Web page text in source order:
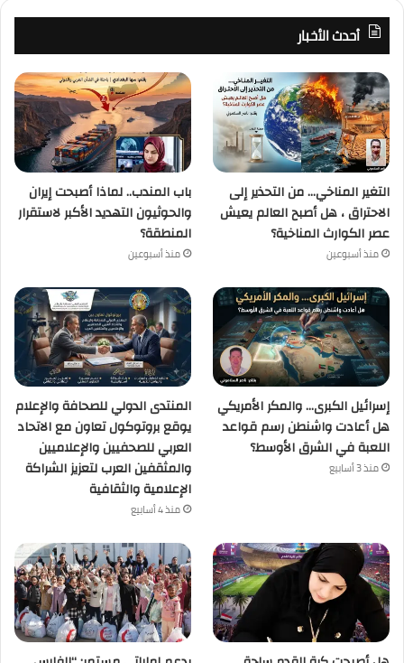
أحدث الأخبار
التغير المناخي… من التحذير إلى
الاحتراق ، هل أصبح العالم يعيش
عصر الكوارث المناخية؟
منذ أسبوعين
باب المندب.. لماذا أصبحت إيران
والحوثيون التهديد الأكبر لاستقرار
المنطقة؟
منذ أسبوعين
إسرائيل الكبرى… والمكر الأمريكي
هل أعادت واشنطن رسم قواعد
اللعبة في الشرق الأوسط؟
منذ 3 أسابيع
المنتدى الدولي للصحافة والإعلام
يوقع بروتوكول تعاون مع الاتحاد
العربي للصحفيين والإعلاميين
والمثقفين العرب لتعزيز الشراكة
الإعلامية والثقافية
منذ 4 أسابيع